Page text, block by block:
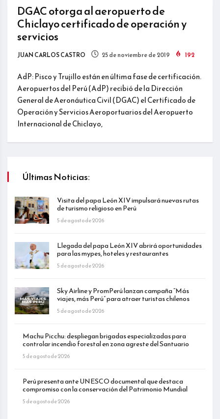
DGAC otorga al aeropuerto de
Chiclayo certificado de operación y
servicios
JUAN CARLOS CASTRO 25 de noviembre de 2019 192
AdP: Pisco y Trujillo están en última fase de certificación.
Aeropuertos del Perú (AdP) recibió de la Dirección
General de Aeronáutica Civil (DGAC) el Certificado de
Operación y Servicios Aeroportuarios del Aeropuerto
Internacional de Chiclayo,
Últimas Noticias:
Visita del papa León XIV impulsará nuevas rutas
de turismo religioso en Perú
5 de agosto de 2026
Llegada del papa León XIV abrirá oportunidades
para las mypes, hoteles y restaurantes
5 de agosto de 2026
Sky Airline y PromPerú lanzan campaña “Más
viajes, más Perú” para atraer turistas chilenos
5 de agosto de 2026
Machu Picchu: despliegan brigadas especializadas para
controlar incendio forestal en zona agreste del Santuario
5 de agosto de 2026
Perú presenta ante UNESCO documental que destaca
compromiso con la conservación del Patrimonio Mundial
5 de agosto de 2026